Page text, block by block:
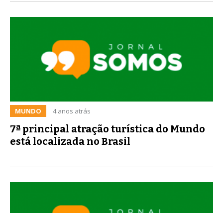
MUNDO 4 anos atrás
7ª principal atração turística do Mundo
está localizada no Brasil